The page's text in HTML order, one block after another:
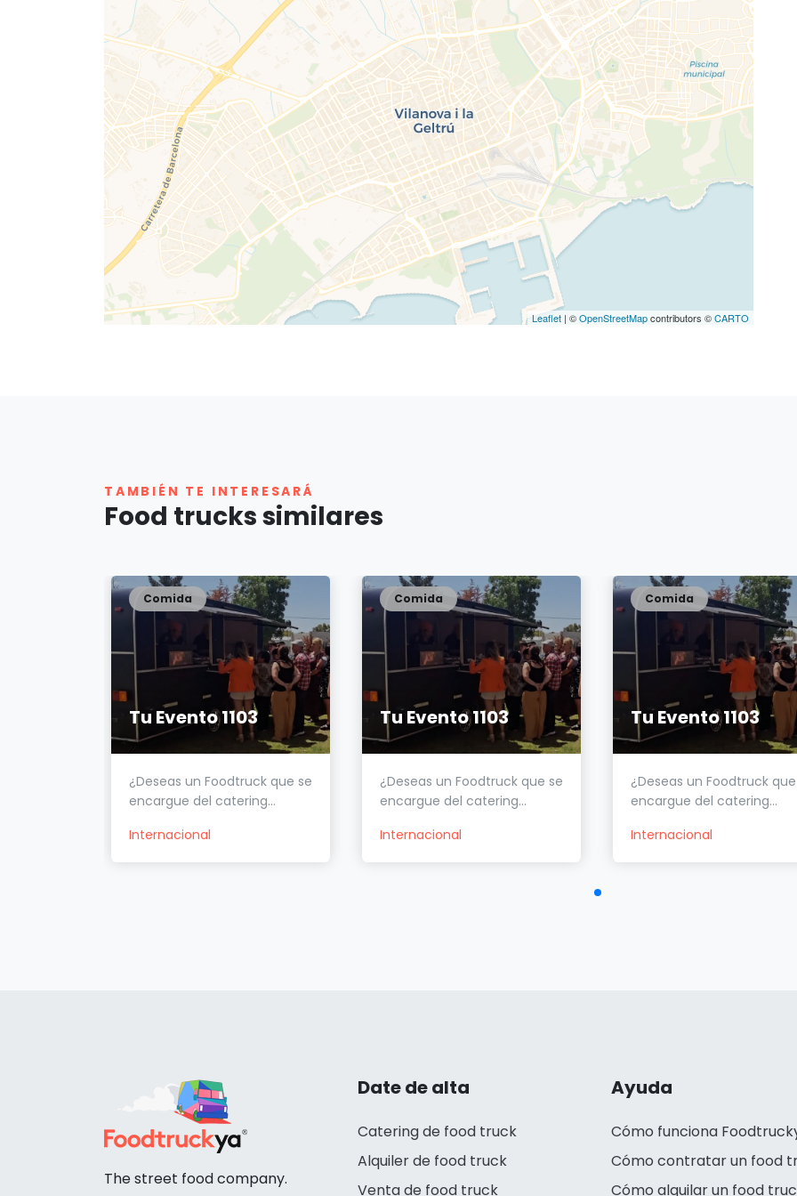
Leaflet | ©OpenStreetMapcontributors ©CARTO
TAMBIÉN TE INTERESARÁ
Food trucks similares
Tu Evento 1103
Comida
¿Deseas un Foodtruck que se
encargue del catering...
Internacional
Tu Evento 1103
Comida
¿Deseas un Foodtruck que se
encargue del catering...
Internacional
Tu Evento 1103
Comida
¿Deseas un Foodtruck
encargue del catering...
Internacional
Date de alta
Catering de food truck
Alquiler de food truck
Venta de food truck
Ayuda
Cómo funciona
Cómo contratar un food
Cómo alquilar un food
The street food company.